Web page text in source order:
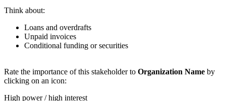
Think about:
Loans and overdrafts
Unpaid invoices
Conditional funding or securities
Rate the importance of this stakeholder to Organization Name by
clicking on an icon:
High power / high interest